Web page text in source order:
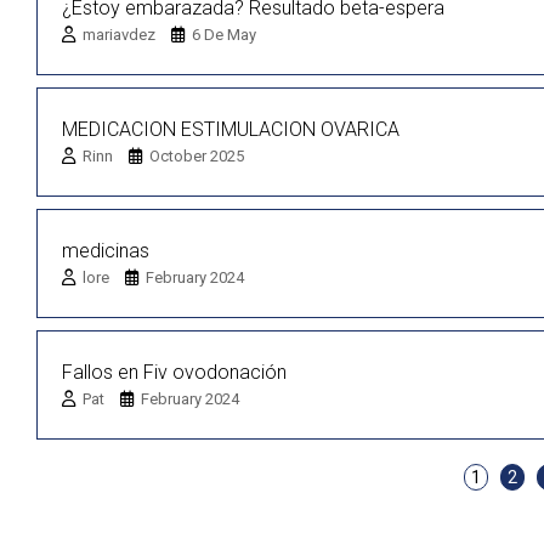
¿Estoy embarazada? Resultado beta-espera
mariavdez 6 De May
MEDICACION ESTIMULACION OVARICA
Rinn October 2025
medicinas
lore February 2024
Fallos en Fiv ovodonación
Pat February 2024
1 2